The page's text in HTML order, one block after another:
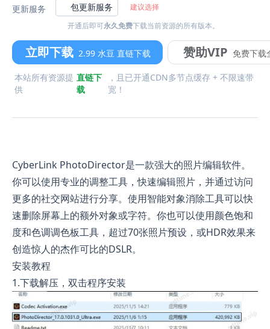
更新服务 包更新服务
建议选择
开通后即可永久免费下载当前资源的所有版本。
立即下载 2.99 水豆 直链下载 赞助VIP 免费下载
本站所有资源提
供
直链下
载
，且已开通CDN多节点缓存 + 不限速带
宽！
CyberLink PhotoDirector是一款强大的照片编辑软件。
你可以使用专业的调整工具，快速编辑照片，并通过访问
更多的社交网站进行分享。使用智能对象消除工具可以快
速删除屏幕上的额外对象或字符。你也可以使用颜色饱和
度和色调调色板工具，超过70张照片预设，或HDR效果来
创造惊人的杰作可比的DSLR。
安装教程
1.下载解压，双击程序安装